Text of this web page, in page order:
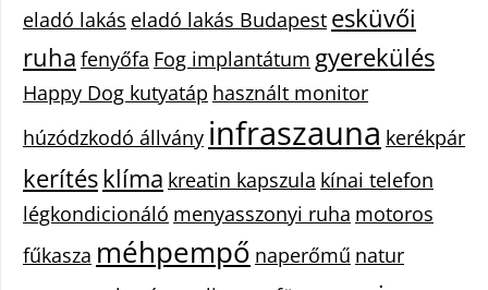
eladó lakás eladó lakás Budapest esküvői
ruha fenyőfa Fog implantátum gyerekülés
Happy Dog kutyatáp használt monitor
húzódzkodó állvány infraszauna kerékpár
kerítésklíma kreatin kapszula kínai telefon
légkondicionáló menyasszonyi ruha motoros
fűkasza méhpempő naperőmű natur